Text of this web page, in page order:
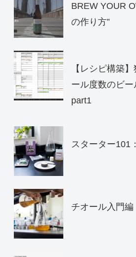
BREW YOUR
の作り方”
【レシピ構築
ール度数のビ
part1
スターター101
チオール入門編